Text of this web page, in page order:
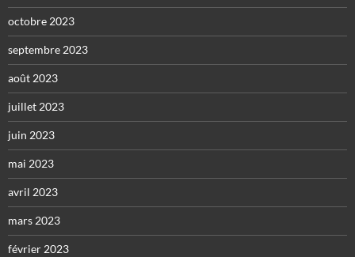
octobre 2023
septembre 2023
août 2023
juillet 2023
juin 2023
mai 2023
avril 2023
mars 2023
février 2023